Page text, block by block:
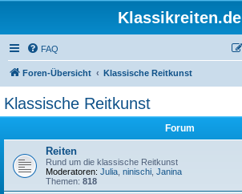
Klassikreiten.de
FAQ
Foren-Übersicht Klassische Reitkunst
Klassische Reitkunst
Forum
Reiten
Rund um die klassische Reitkunst
Moderatoren: Julia ninischi Janina
Themen: 818